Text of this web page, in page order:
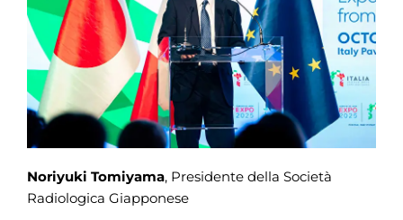
Noriyuki Tomiyama, Presidente della Società
Radiologica Giapponese